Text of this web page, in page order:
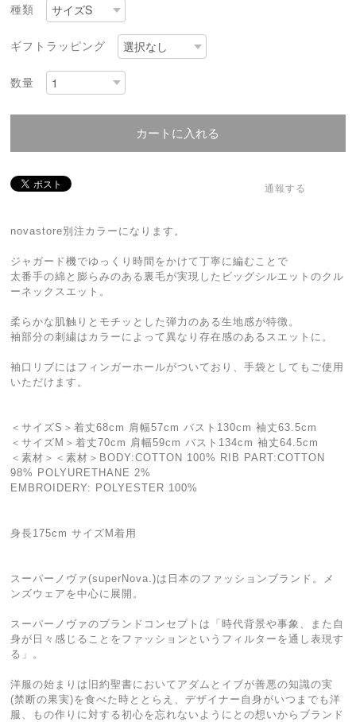
種類
ギフトラッピング
数量
カートに入れる
通報する
novastore別注カラーになります。
ジャガード機でゆっくり時間をかけて丁寧に編むことで
太番手の綿と膨らみのある裏毛が実現したビッグシルエットのクル
ーネックスエット。
柔らかな肌触りとモチッとした弾力のある生地感が特徴。
袖部分の刺繍はカラーによって異なり存在感のあるスエットに。
袖口リブにはフィンガーホールがついており、手袋としてもご使用
いただけます。
＜サイズS＞着丈68cm 肩幅57cm バスト130cm 袖丈63.5cm
＜サイズM＞着丈70cm 肩幅59cm バスト134cm 袖丈64.5cm
＜素材＞＜素材＞BODY:COTTON 100% RIB PART:COTTON
98% POLYURETHANE 2%
EMBROIDERY: POLYESTER 100%
身長175cm サイズM着用
スーパーノヴァ(superNova.)は日本のファッションブランド。メ
ンズウェアを中心に展開。
スーパーノヴァのブランドコンセプトは「時代背景や事象、また自
身が日々感じることをファッションというフィルターを通し表現す
る」。
洋服の始まりは旧約聖書においてアダムとイブが善悪の知識の実
(禁断の果実)を食べた時ととらえ、デザイナー自身がいつまでも洋
服、もの作りに対する初心を忘れないようにとの想いからブランド